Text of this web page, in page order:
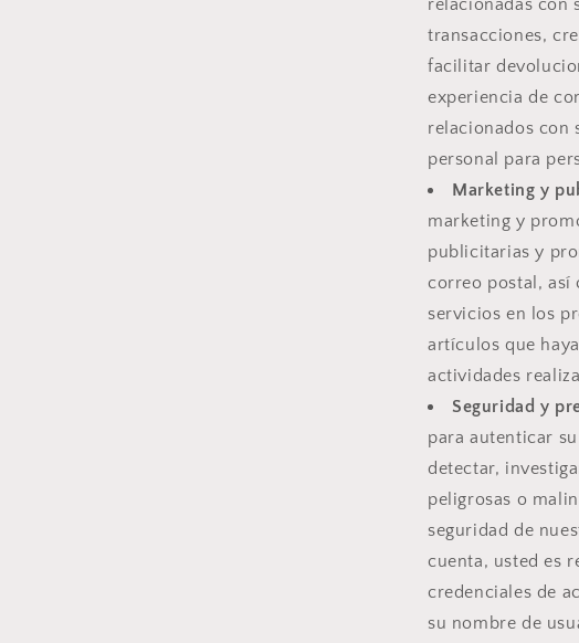
relacionadas con
transacciones,
facilitar
experiencia de
relacionados con
personal para
Marketing y
marketing y
publicitarias y
correo postal, así
servicios en los
artículos que
actividades
Seguridad y
para autenticar
detectar,
peligrosas o
seguridad de
cuenta, usted es
credenciales de
su nombre de